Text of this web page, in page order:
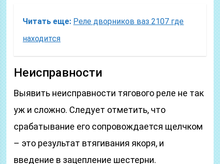
Читать еще: Реле дворников ваз 2107 где
находится
Неисправности
Выявить неисправности тягового реле не так
уж и сложно. Следует отметить, что
срабатывание его сопровождается щелчком
– это результат втягивания якоря, и
введение в зацепление шестерни.